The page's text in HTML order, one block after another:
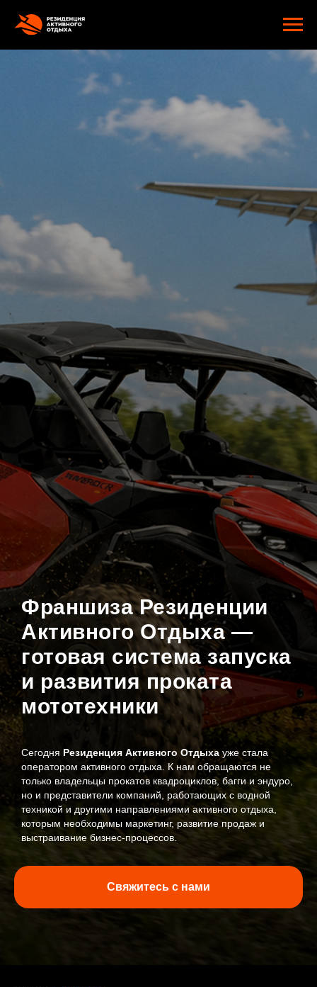
Франшиза Резиденции
Активного Отдыха —
готовая система запуска
и развития проката
мототехники
Сегодня Резиденция Активного Отдыха уже стала
оператором активного отдыха. К нам обращаются не
только владельцы прокатов квадроциклов, багги и эндуро,
но и представители компаний, работающих с водной
техникой и другими направлениями активного отдыха,
которым необходимы маркетинг, развитие продаж и
выстраивание бизнес-процессов.
Свяжитесь с нами